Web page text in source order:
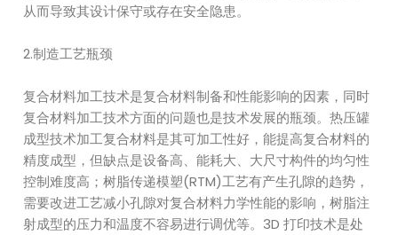
从而导致其设计保守或存在安全隐患。
2.制造工艺瓶颈
复合材料加工技术是复合材料制备和性能影响的因素，同时
复合材料加工技术方面的问题也是技术发展的瓶颈。热压罐
成型技术加工复合材料是其可加工性好，能提高复合材料的
精度成型，但缺点是设备高、能耗大、大尺寸构件的均匀性
控制难度高；树脂传递模塑(RTM)工艺有产生孔隙的趋势，
需要改进工艺减小孔隙对复合材料力学性能的影响，树脂注
射成型的压力和温度不容易进行调优等。3D 打印技术是处